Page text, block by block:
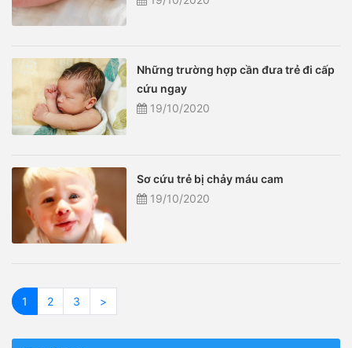
Những trường hợp cần đưa trẻ đi cấp
cứu ngay
19/10/2020
Sơ cứu trẻ bị chảy máu cam
19/10/2020
1 2 3 >